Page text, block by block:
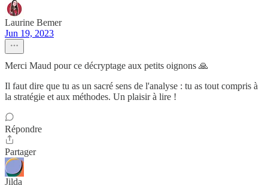
Laurine Bemer
Jun 19, 2023
Merci Maud pour ce décryptage aux petits oignons 🙏
Il faut dire que tu as un sacré sens de l'analyse : tu as tout compris à
la stratégie et aux méthodes. Un plaisir à lire !
Répondre
Partager
Jilda